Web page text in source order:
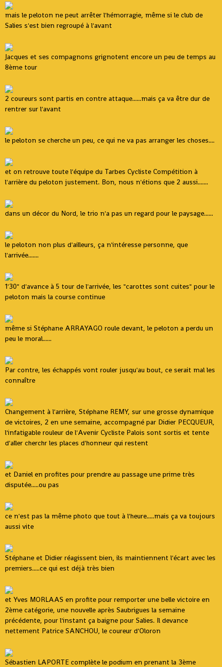
mais le peloton ne peut arrêter l'hémorragie, même si le club de
Salies s'est bien regroupé à l'avant
Jacques et ses compagnons grignotent encore un peu de temps au
8ème tour
2 coureurs sont partis en contre attaque......mais ça va être dur de
rentrer sur l'avant
le peloton se cherche un peu, ce qui ne va pas arranger les choses....
et on retrouve toute l'équipe du Tarbes Cycliste Compétition à
l'arrière du peloton justement. Bon, nous n'étions que 2 aussi.......
dans un décor du Nord, le trio n'a pas un regard pour le paysage......
le peloton non plus d'ailleurs, ça n'intéresse personne, que
l'arrivée.......
1'30" d'avance à 5 tour de l'arrivée, les "carottes sont cuites" pour le
peloton mais la course continue
même si Stéphane ARRAYAGO roule devant, le peloton a perdu un
peu le moral......
Par contre, les échappés vont rouler jusqu'au bout, ce serait mal les
connaître
Changement à l'arrière, Stéphane REMY, sur une grosse dynamique
de victoires, 2 en une semaine, accompagné par Didier PECQUEUR,
l'infatigable rouleur de l'Avenir Cycliste Palois sont sortis et tente
d'aller cherchr les places d'honneur qui restent
et Daniel en profites pour prendre au passage une prime très
disputée.....ou pas
ce n'est pas la même photo que tout à l'heure.....mais ça va toujours
aussi vite
Stéphane et Didier réagissent bien, ils maintiennent l'écart avec les
premiers.....ce qui est déjà très bien
et Yves MORLAAS en profite pour remporter une belle victoire en
2ème catégorie, une nouvelle après Saubrigues la semaine
précédente, pour l'instant ça baigne pour Salies. Il devance
nettement Patrice SANCHOU, le coureur d'Oloron
Sébastien LAPORTE complète le podium en prenant la 3ème